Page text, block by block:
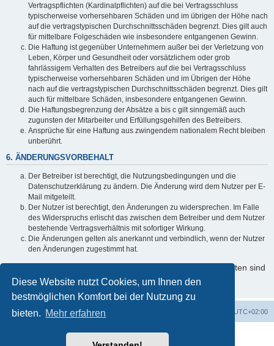
Diese Website nutzt Cookies, um Ihnen den
bestmöglichen Komfort bei der Nutzung zu
bieten. Mehr erfahren
Vertragspflichten (Kardinalpflichten) auf die bei Vertragsschluss
typischerweise vorhersehbaren Schäden und im übrigen der Höhe nach
auf die vertragstypischen Durchschnittsschäden begrenzt. Dies gilt auch
für mittelbare Folgeschäden wie insbesondere entgangenen Gewinn.
Die Haftung ist gegenüber Unternehmern außer bei der Verletzung von
Leben, Körper und Gesundheit oder vorsätzlichem oder grob
fahrlässigem Verhalten des Betreibers auf die bei Vertragsschluss
typischerweise vorhersehbaren Schäden und im Übrigen der Höhe
nach auf die vertragstypischen Durchschnittsschäden begrenzt. Dies gilt
auch für mittelbare Schäden, insbesondere entgangenen Gewinn.
Die Haftungsbegrenzung der Absätze a bis c gilt sinngemäß auch
zugunsten der Mitarbeiter und Erfüllungsgehilfen des Betreibers.
Ansprüche für eine Haftung aus zwingendem nationalem Recht bleiben
unberührt.
6. ÄNDERUNGSVORBEHALT
Der Betreiber ist berechtigt, die Nutzungsbedingungen und die
Datenschutzerklärung zu ändern. Die Änderung wird dem Nutzer per E-
Mail mitgeteilt.
Der Nutzer ist berechtigt, den Änderungen zu widersprechen. Im Falle
des Widerspruchs erlischt das zwischen dem Betreiber und dem Nutzer
bestehende Vertragsverhältnis mit sofortiger Wirkung.
Die Änderungen gelten als anerkannt und verbindlich, wenn der Nutzer
den Änderungen zugestimmt hat.
Informationen über den Umgang mit Ihren persönlichen Daten sind
in der Datenschutzerklärung enthalten.
Startseite Foren-Übersicht UTC+02:00
Powered byphpBB® Forum Software © phpBB Limited
Deutsche Übersetzung durch